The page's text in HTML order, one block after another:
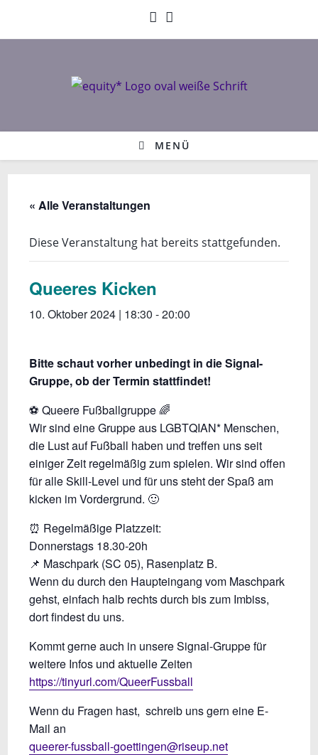
springen
MENÜ
« Alle Veranstaltungen
Diese Veranstaltung hat bereits stattgefunden.
Queeres Kicken
10. Oktober 2024 | 18:30 -20:00
Bitte schaut vorher unbedingt in die Signal-
Gruppe, ob der Termin stattfindet!
⚽ Queere Fußballgruppe 🌈
Wir sind eine Gruppe aus LGBTQIAN* Menschen,
die Lust auf Fußball haben und treffen uns seit
einiger Zeit regelmäßig zum spielen. Wir sind offen
für alle Skill-Level und für uns steht der Spaß am
kicken im Vordergrund. 🙂
⏰ Regelmäßige Platzzeit:
Donnerstags 18.30-20h
📌 Maschpark (SC 05), Rasenplatz B.
Wenn du durch den Haupteingang vom Maschpark
gehst, einfach halb rechts durch bis zum Imbiss,
dort findest du uns.
Kommt gerne auch in unsere Signal-Gruppe für
weitere Infos und aktuelle Zeiten
https://tinyurl.com/QueerFussball
Wenn du Fragen hast, schreib uns gern eine E-
Mail an
queerer-fussball-goettingen@riseup.net